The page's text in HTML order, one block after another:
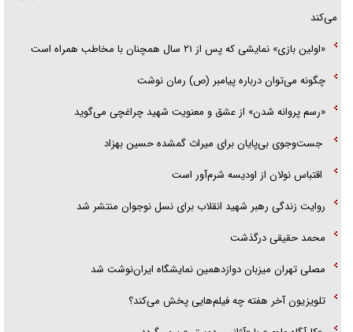
می‌کند
«اولین بازی» نمایشی که پس از ۲۱ سال همچنان با مخاطب همراه است
چگونه می‌توان درباره پیامبر (ص) رمان نوشت
«رسم پروانه شدن» از عشق و معنویت شهید چراغچی می‌گوید
جست‌وجوی بی‌پایان برای میراث گمشده حسین بهزاد
اقتباس نولان از اودیسه شرم‌آور است
روایت زندگی رهبر شهید انقلاب برای نسل نوجوان منتشر شد
محمد حقیقی درگذشت
مصلی تهران میزبان دوازدهمین نمایشگاه ایران‌نوشت شد
تلویزیون آخر هفته چه فیلم‌هایی پخش می‌کند؟